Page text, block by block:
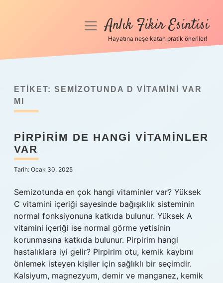
Anasayfa
menüyüAnlık Fikir Esintisi
Hayatına neşe katan pratik öneriler!
ETIKET: SEMIZOTUNDA D VITAMINI VAR
MI
PIRPIRIM DE HANGI VITAMINLER
VAR
Tarih: Ocak 30, 2025
Semizotunda en çok hangi vitaminler var? Yüksek
C vitamini içeriği sayesinde bağışıklık sisteminin
normal fonksiyonuna katkıda bulunur. Yüksek A
vitamini içeriği ise normal görme yetisinin
korunmasına katkıda bulunur. Pirpirim hangi
hastalıklara iyi gelir? Pirpirim otu, kemik kaybını
önlemek isteyen kişiler için sağlıklı bir seçimdir.
Kalsiyum, magnezyum, demir ve manganez, kemik